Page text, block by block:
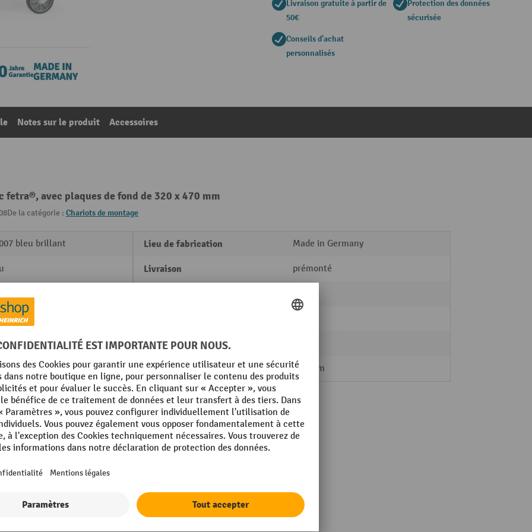
Livraison gratuite à partir de
50€
Protection des données
sécurisée
Conseils d'achat
personnalisés
Notes sur le produit Accessoires
avec plaques de fond de 320 x 470 mm
De la catégorie : Chariots de montage
bleu brillant
par poudrage
par poudrage
Lieu de fabrication Made in Germany
Livraison prémonté
Poids propre
Profondeur 430 mm
Afficher tous les détails techniques